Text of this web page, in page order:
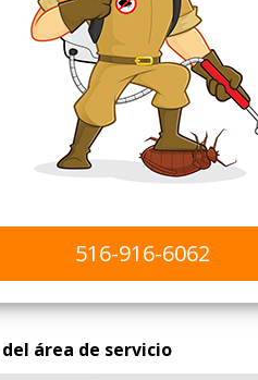
516-916-6062
área de servicio